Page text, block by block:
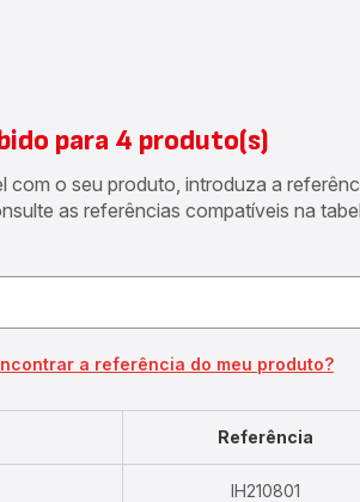
para 4 produto(s)
o seu produto, introduza a
as referências compatíveis na
a referência do meu produto?
Referência
IH210801